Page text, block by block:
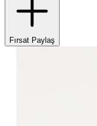
Fırsat Paylaş